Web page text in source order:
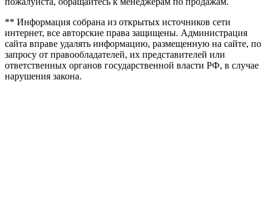
** Информация собрана из открытых источников сети
интернет, все авторские права защищены. Администрация
сайта вправе удалять информацию, размещенную на сайте, по
запросу от правообладателей, их представителей или
ответственных органов государственной власти РФ, в случае
нарушения закона.